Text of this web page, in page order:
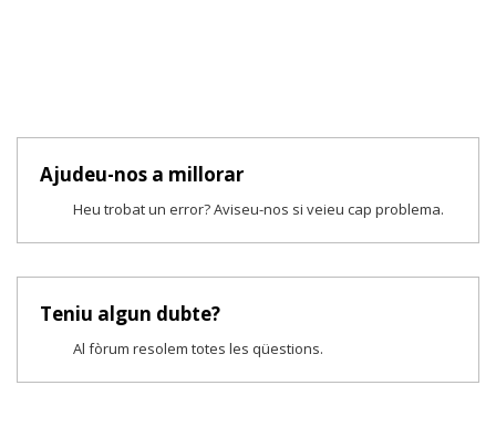
Ajudeu-nos a millorar
Heu trobat un error? Aviseu-nos si veieu cap problema.
Teniu algun dubte?
Al fòrum resolem totes les qüestions.